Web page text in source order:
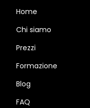
Home
Chi siamo
Prezzi
Formazione
Blog
FAQ